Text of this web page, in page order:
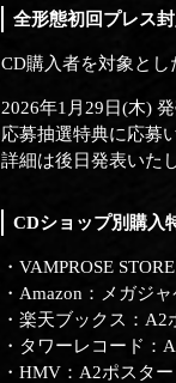
全形態初回プレス
CD購入者を対象とし
2026年1月29日(木)
応募抽選特典に応募
詳細は後日発表いた
CDショップ別購入
・VAMPROSE
・Amazon：メガジャ
・楽天ブックス：
・タワーレコード：
・HMV：A2ポスタ